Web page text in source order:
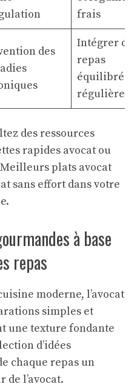
frais
des
Intégrer
repas
équilibrés
des ressources
rapides avocat ou
plats avocat
sans effort dans votre
à base
repas
moderne, l’avocat
simples et
une texture fondante
d’idées
chaque repas un
l’avocat.